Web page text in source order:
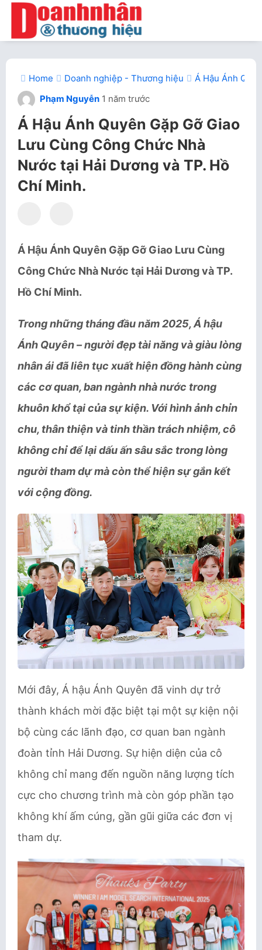
Home Doanh nghiệp - Thương hiệu
Á Hậu Ánh
Phạm Nguyễn 1 năm trước
Á Hậu Ánh Quyên Gặp Gỡ Giao
Lưu Cùng Công Chức Nhà
Nước tại Hải Dương và TP. Hồ
Chí Minh.
Á Hậu Ánh Quyên Gặp Gỡ Giao Lưu Cùng
Công Chức Nhà Nước tại Hải Dương và TP.
Hồ Chí Minh.
Trong những tháng đầu năm 2025, Á hậu
Ánh Quyên – người đẹp tài năng và giàu lòng
nhân ái đã liên tục xuất hiện đồng hành cùng
các cơ quan, ban ngành nhà nước trong
khuôn khổ tại của sự kiện. Với hình ảnh chỉn
chu, thân thiện và tinh thần trách nhiệm, cô
không chỉ để lại dấu ấn sâu sắc trong lòng
người tham dự mà còn thể hiện sự gắn kết
với cộng đồng.
Mới đây, Á hậu Ánh Quyên đã vinh dự trở
thành khách mời đặc biệt tại một sự kiện nội
bộ cùng các lãnh đạo, cơ quan ban ngành
đoàn tỉnh Hải Dương. Sự hiện diện của cô
không chỉ mang đến nguồn năng lượng tích
cực cho chương trình mà còn góp phần tạo
không khí ấm cúng, gần gũi giữa các đơn vị
tham dự.